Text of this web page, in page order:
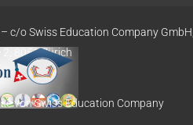
c/o Swiss Education Company GmbH,
8051 Zürich
von Swiss Education Company